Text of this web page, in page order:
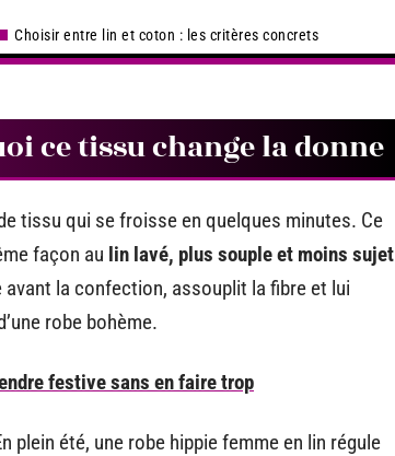
Choisir entre lin et coton : les critères concrets
ce tissu change la donne
tissu qui se froisse en quelques minutes. Ce
façon au lin lavé, plus souple et moins sujet
la confection, assouplit la fibre et lui
robe bohème.
festive sans en faire trop
plein été, une robe hippie femme en lin régule